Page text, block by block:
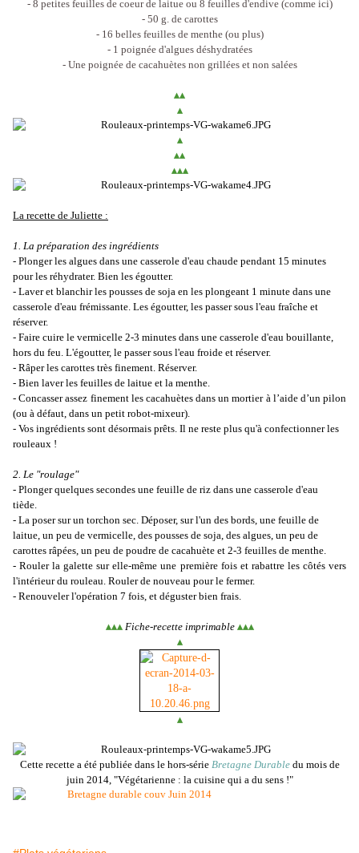
- 8 petites feuilles de coeur de laitue ou 8 feuilles d'endive (comme ici)
- 50 g. de carottes
- 16 belles feuilles de menthe (ou plus)
- 1 poignée d'algues déshydratées
- Une poignée de cacahuètes non grillées et non salées
▴▴
▴
▴
▴▴
▴▴▴
La recette de Juliette :
1. La préparation des ingrédients
- Plonger les algues dans une casserole d'eau chaude pendant 15 minutes
pour les réhydrater. Bien les égoutter.
- Laver et blanchir les pousses de soja en les plongeant 1 minute dans une
casserole d'eau frémissante. Les égoutter, les passer sous l'eau fraîche et
réserver.
- Faire cuire le vermicelle 2-3 minutes dans une casserole d'eau bouillante,
hors du feu. L'égoutter, le passer sous l'eau froide et réserver.
- Râper les carottes très finement. Réserver.
- Bien laver les feuilles de laitue et la menthe.
- Concasser assez finement les cacahuètes dans un mortier à l’aide d’un pilon
(ou à défaut, dans un petit robot-mixeur).
- Vos ingrédients sont désormais prêts. Il ne reste plus qu'à confectionner les
rouleaux !
2. Le "roulage"
- Plonger quelques secondes une feuille de riz dans une casserole d'eau
tiède.
- La poser sur un torchon sec. Déposer, sur l'un des bords, une feuille de
laitue, un peu de vermicelle, des pousses de soja, des algues, un peu de
carottes râpées, un peu de poudre de cacahuète et 2-3 feuilles de menthe.
- Rouler la galette sur elle-même une première fois et rabattre les côtés vers
l'intérieur du rouleau. Rouler de nouveau pour le fermer.
- Renouveler l'opération 7 fois, et déguster bien frais.
▴▴▴ Fiche-recette imprimable ▴▴▴
▴
▴
Cette recette a été publiée dans le hors-série Bretagne Durabledu mois de
juin 2014, "Végétarienne : la cuisine qui a du sens !"